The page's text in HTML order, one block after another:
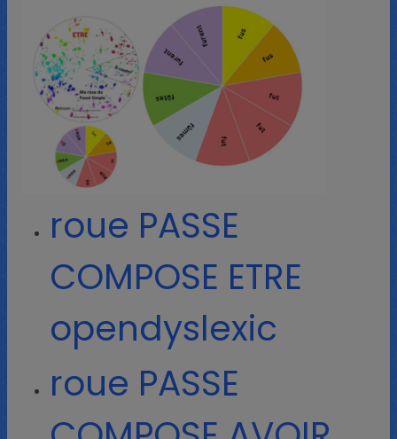
roue PASSE
COMPOSE ETRE
opendyslexic
roue PASSE